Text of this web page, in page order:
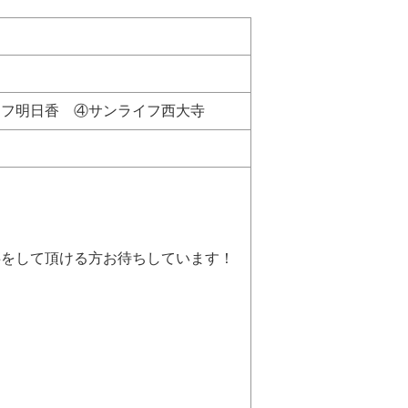
明日香 ④サンライフ西大寺
して頂ける方お待ちしています！